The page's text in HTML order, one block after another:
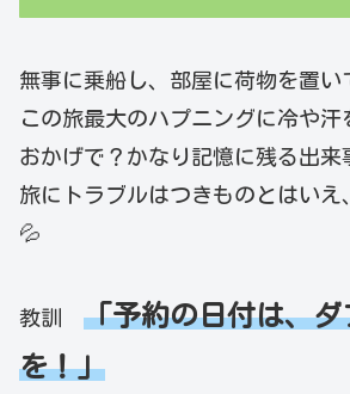
無事に乗船し、部屋に荷物を置い
この旅最大のハプニングに冷や汗
おかげで？かなり記憶に残る出来
旅にトラブルはつきものとはいえ
💦
教訓 「予約の日付は、
を！」